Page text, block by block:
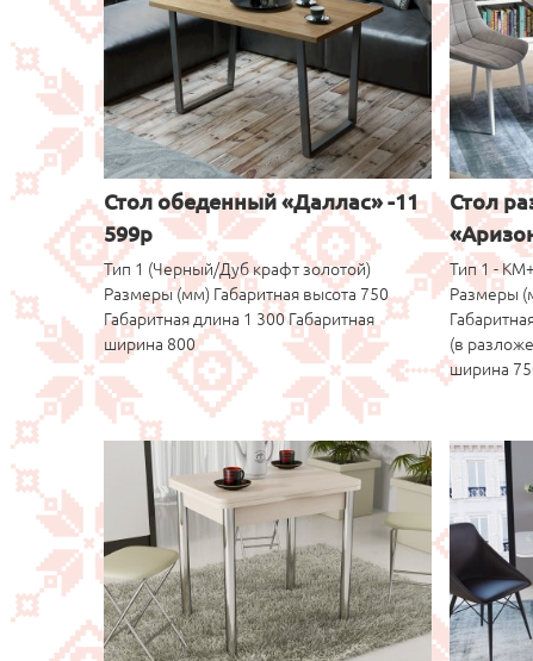
Стол обеденный «Даллас» -11
599р
Тип 1 (Черный/Дуб крафт золотой)
Размеры (мм) Габаритная высота 750
Габаритная длина 1 300 Габаритная
ширина 800
Стол
Тип 1 -
Размеры
(в
ширина